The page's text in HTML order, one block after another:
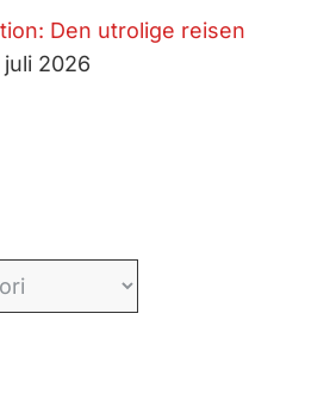
Den utrolige reisen
juli 2026